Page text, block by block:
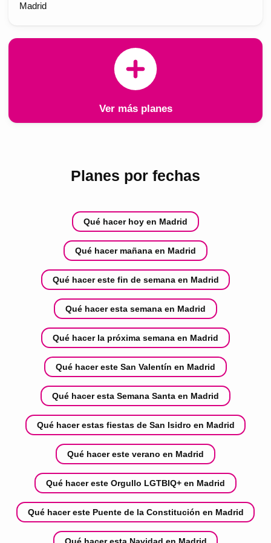
Madrid
Ver más planes
Planes por fechas
Qué hacer hoy en Madrid
Qué hacer mañana en Madrid
Qué hacer este fin de semana en Madrid
Qué hacer esta semana en Madrid
Qué hacer la próxima semana en Madrid
Qué hacer este San Valentín en Madrid
Qué hacer esta Semana Santa en Madrid
Qué hacer estas fiestas de San Isidro en Madrid
Qué hacer este verano en Madrid
Qué hacer este Orgullo LGTBIQ+ en Madrid
Qué hacer este Puente de la Constitución en Madrid